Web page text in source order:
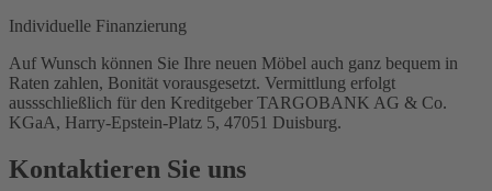
Individuelle Finanzierung
Auf Wunsch können Sie Ihre neuen Möbel auch ganz bequem in
Raten zahlen, Bonität vorausgesetzt. Vermittlung erfolgt
aussschließlich für den Kreditgeber TARGOBANK AG & Co.
KGaA, Harry-Epstein-Platz 5, 47051 Duisburg.
Kontaktieren Sie uns